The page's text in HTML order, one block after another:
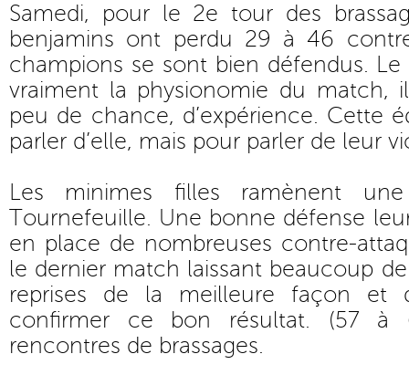
Samedi, pour le 2e tour des
benjamins ont perdu 29 à 46
champions se sont bien défendus.
vraiment la physionomie du match,
peu de chance, d’expérience. Cette
parler d’elle, mais pour parler de leur
Les minimes filles ramènent
Tournefeuille. Une bonne défense
en place de nombreuses contre-
le dernier match laissant beaucoup
reprises de la meilleure façon et
confirmer ce bon résultat. (57 à
rencontres de brassages.